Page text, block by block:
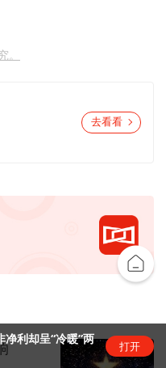
去看看
净利却呈“冷暖”两
打开